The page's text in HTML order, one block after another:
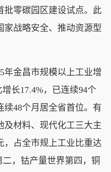
批零碳园区建设试点。此
家战略安全、推动资源型
金昌市规模以上工业增
长17.4%，已连续94个
续48个月居全省首位。有
及材料、现代化工三大主
，占全市规上工业比重达
，钴产量世界第四，铜